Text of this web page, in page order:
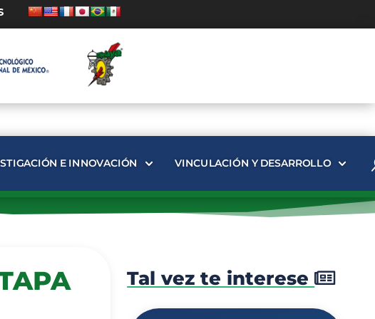
E INNOVACIÓN VINCULACIÓN Y DESARROLLO
Tal vez te interese